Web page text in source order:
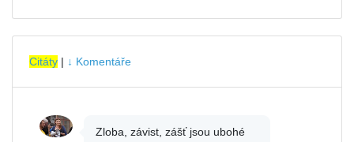
Citáty | ↓ Komentáře
Zloba, závist, zášť jsou ubohé